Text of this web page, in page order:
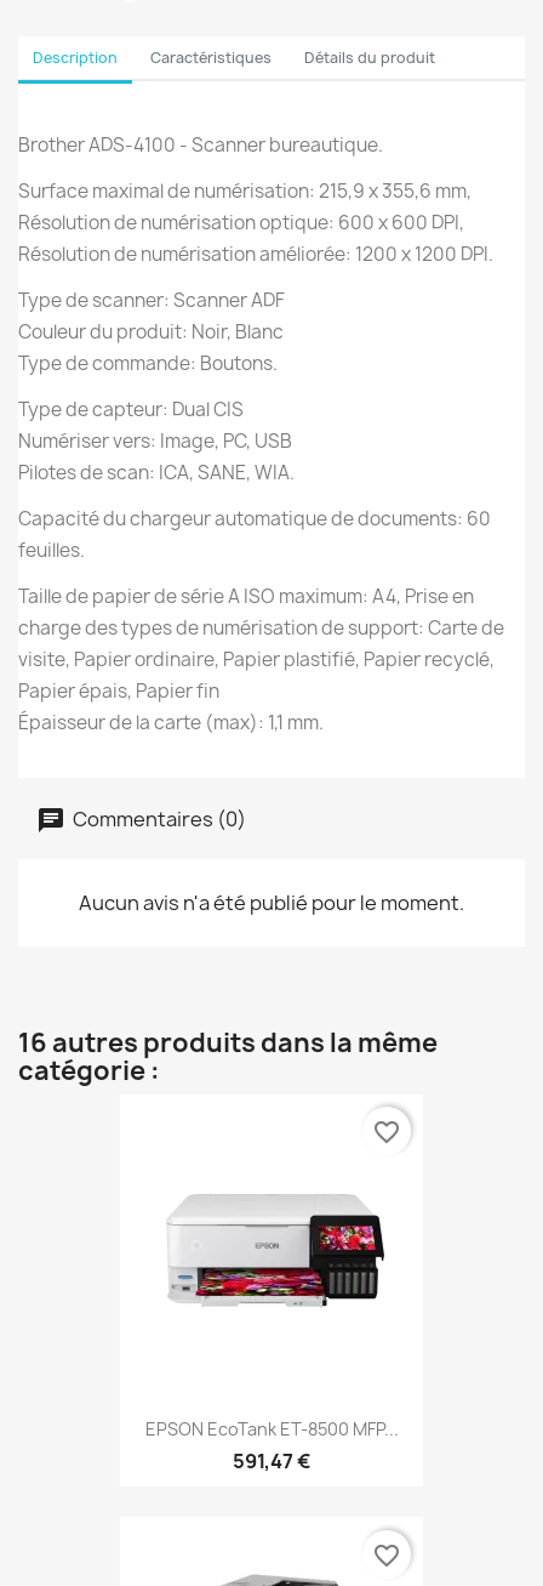
Description Caractéristiques Détails du produit
Brother ADS-4100 - Scanner bureautique.
Surface maximal de numérisation: 215,9 x 355,6 mm,
Résolution de numérisation optique: 600 x 600 DPI,
Résolution de numérisation améliorée: 1200 x 1200 DPI.
Type de scanner: Scanner ADF
Couleur du produit: Noir, Blanc
Type de commande: Boutons.
Type de capteur: Dual CIS
Numériser vers: Image, PC, USB
Pilotes de scan: ICA, SANE, WIA.
Capacité du chargeur automatique de documents: 60
feuilles.
Taille de papier de série A ISO maximum: A4, Prise en
charge des types de numérisation de support: Carte de
visite, Papier ordinaire, Papier plastifié, Papier recyclé,
Papier épais, Papier fin
Épaisseur de la carte (max): 1,1 mm.
Commentaires (0)
Aucun avis n'a été publié pour le moment.
16 autres produits dans la même
catégorie :
EPSON EcoTank ET-8500 MFP...
591,47 €
favorite_border
favorite_border